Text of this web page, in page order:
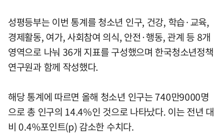
성평등부는 이번 통계를 청소년 인구, 건강, 학습·교육,
경제활동, 여가, 사회참여 의식, 안전·행동, 관계 등 8개
영역으로 나눠 36개 지표를 구성했으며 한국청소년정책
연구원과 함께 작성했다.
해당 통계에 따르면 올해 청소년 인구는 740만9000명
으로 총 인구의 14.4%인 것으로 나타났다. 이는 전년 대
비 0.4%포인트(p) 감소한 수치다.